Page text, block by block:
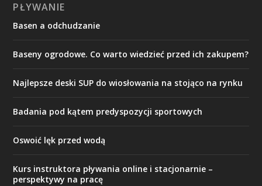
PŁYWANIE
Basen a odchudzanie
Baseny ogrodowe. Co warto wiedzieć przed ich zakupem?
Najlepsze deski SUP do wiosłowania na stojąco na rynku
Badania pod kątem predyspozycji sportowych
Oswoić lęk przed wodą
Kurs instruktora pływania online i stacjonarnie –
perspektywy na pracę